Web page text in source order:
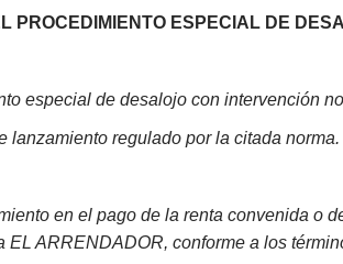
PROCEDIMIENTO ESPECIAL DE
especial de desalojo con intervención
regulado por la citada norma.
en el pago de la renta convenida o
ARRENDADOR, conforme a los